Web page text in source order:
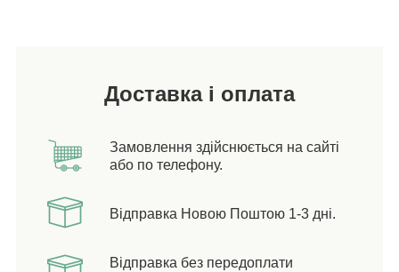
Доставка і оплата
Замовлення здійснюється на сайті
або по телефону.
Відправка Новою Поштою 1-3 дні.
Відправка без передоплати